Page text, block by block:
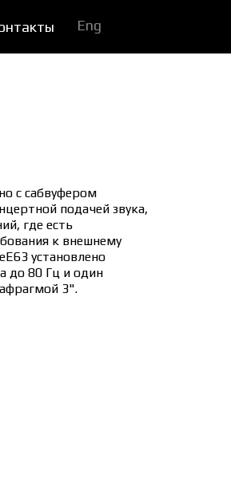
Eng
с сабвуфером
подачей звука,
где есть
к внешнему
установлено
до 80 Гц и один
3".